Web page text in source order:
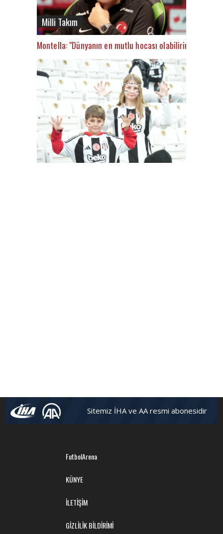
Milli Takım
Montella: "Dünyanın en mutlu hocası olabilirim"
Sitemiz İHA ve AA resmi abonesidir
FutbolArena
KÜNYE
İLETİŞİM
GİZLİLİK BİLDİRİMİ